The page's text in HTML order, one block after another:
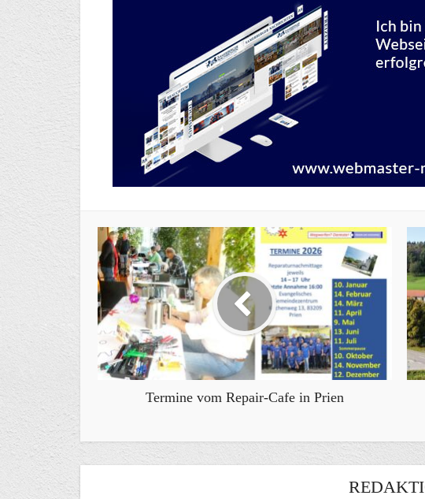
Termine vom Repair-Cafe in Prien